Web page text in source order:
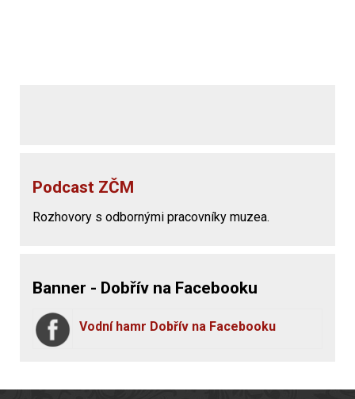
Podcast ZČM
Rozhovory s odbornými pracovníky muzea.
Banner - Dobřív na Facebooku
Vodní hamr Dobřív na Facebooku